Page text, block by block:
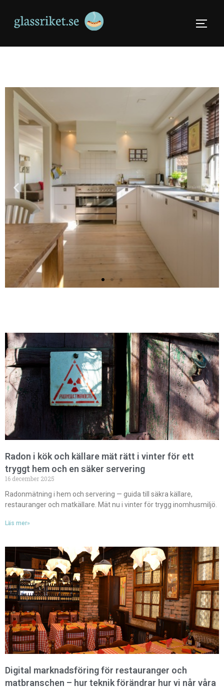
Om man arbetar i storkök är det än
mer viktigt att hålla koll på hygienen.
Klicka här
Radon i kök och källare mät rätt i vinter för ett
tryggt hem och en säker servering
16 december 2025
Radonmätning i hem och servering — guida till säkra källare,
restauranger och matkällare. Mät nu i vinter för trygg inomhusmiljö.
Läs mer»
Digital marknadsföring för restauranger och
matbranschen – hur teknik förändrar hur vi når våra